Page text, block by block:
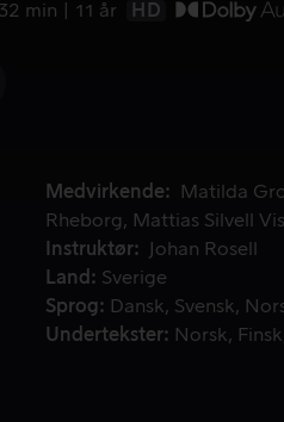
min 11 år HD
for at finde Dødens
Medvirkende Matilda
Rheborg
Mattias Silvell
Instruktør
Johan Rosell
Land
Sverige
Sprog
Dansk Svensk
Undertekster
Norsk Finsk